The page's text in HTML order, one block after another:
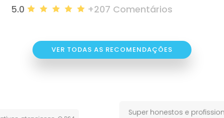
5.0
+207 Comentários
VER TODAS AS RECOMENDAÇÕES
Super honestos e profissionais! Tenho um